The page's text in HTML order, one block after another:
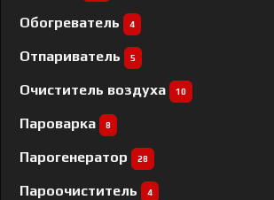
Обогреватель 4
Отпариватель 5
Очиститель воздуха 10
Пароварка 8
Парогенератор 28
Пароочиститель 4